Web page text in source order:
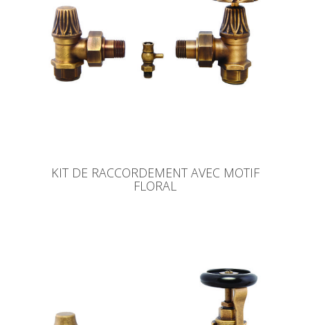
KIT DE RACCORDEMENT AVEC MOTIF
FLORAL